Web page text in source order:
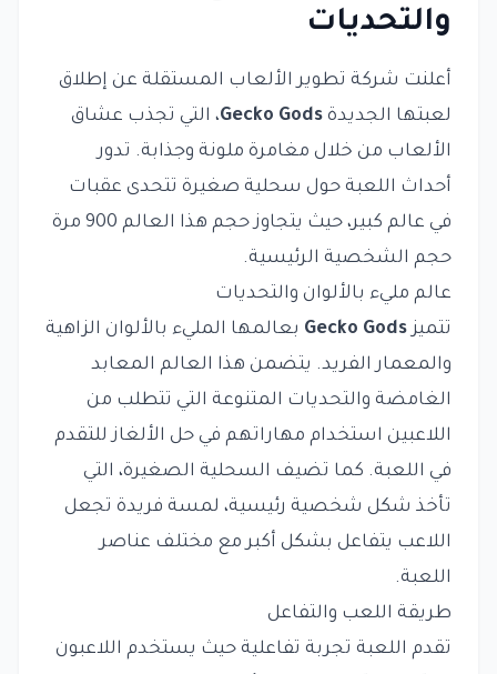
والتحديات
أعلنت شركة تطوير الألعاب المستقلة عن إطلاق
لعبتها الجديدة Gecko Gods، التي تجذب عشاق
الألعاب من خلال مغامرة ملونة وجذابة. تدور
أحداث اللعبة حول سحلية صغيرة تتحدى عقبات
في عالم كبير، حيث يتجاوز حجم هذا العالم 900 مرة
حجم الشخصية الرئيسية.
عالم مليء بالألوان والتحديات
تتميزGecko Gods بعالمها المليء بالألوان الزاهية
والمعمار الفريد. يتضمن هذا العالم المعابد
الغامضة والتحديات المتنوعة التي تتطلب من
اللاعبين استخدام مهاراتهم في حل الألغاز للتقدم
في اللعبة. كما تضيف السحلية الصغيرة، التي
تأخذ شكل شخصية رئيسية، لمسة فريدة تجعل
اللاعب يتفاعل بشكل أكبر مع مختلف عناصر
اللعبة.
طريقة اللعب والتفاعل
تقدم اللعبة تجربة تفاعلية حيث يستخدم اللاعبون